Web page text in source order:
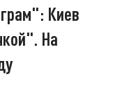
Киев
На